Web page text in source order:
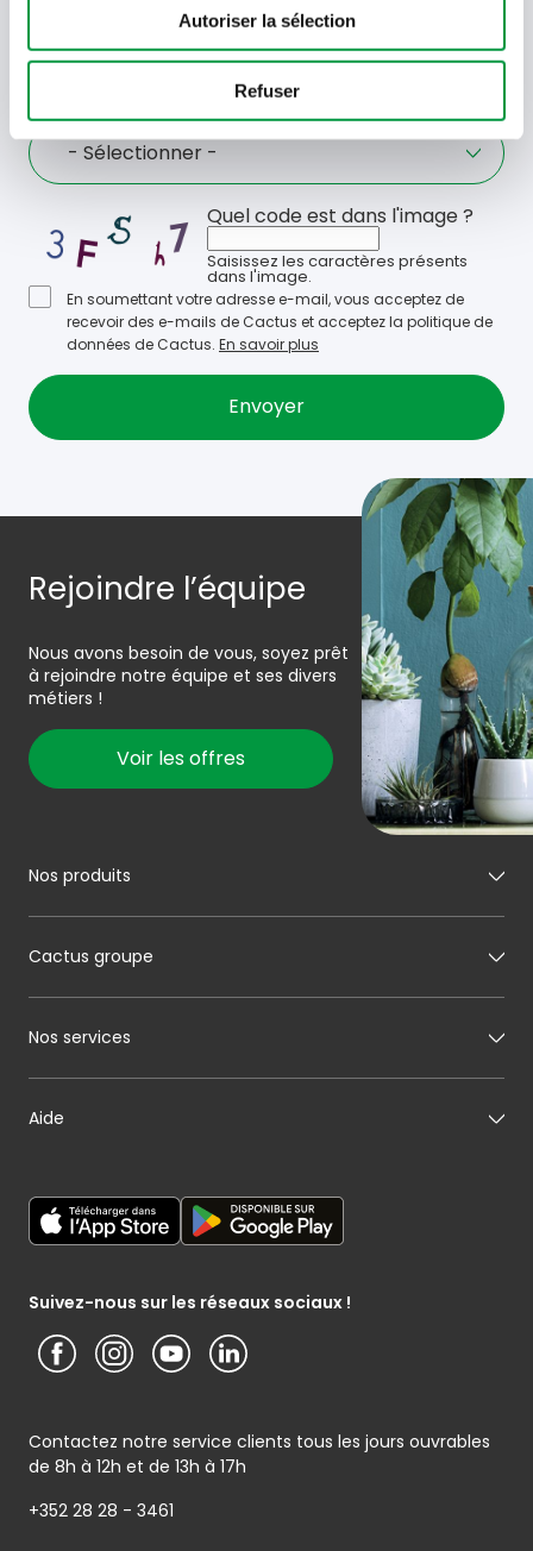
Autoriser la sélection
Refuser
Votre
adresse
Language
- Sélectionner -
Quel code est dans l'image ?
Saisissez les caractères présents
dans l'image.
En soumettant votre adresse e-mail, vous acceptez de
recevoir des e-mails de Cactus et acceptez la politique de
données de Cactus. En savoir plus
Rejoindre l’équipe
Nous avons besoin de vous, soyez prêt
à rejoindre notre équipe et ses divers
métiers !
Voir les offres
Suivez-nous sur les réseaux sociaux !
Contactez notre service clients tous les jours ouvrables
de 8h à 12h et de 13h à 17h
+352 28 28 - 3461
Nos produits
Mon boucher
Mon boulanger
Mon maraîcher
Cactus groupe
A propos de Cactus
Nos engagements
Media / Presse
Présentation du groupe (PDF)
Nos services
Carte cadeau
Service photo
Aide
Conditions générales – Site www.cactus.lu
Notice d’information Cactus et Caterman (de Schnékert
Conditions générales de garantie